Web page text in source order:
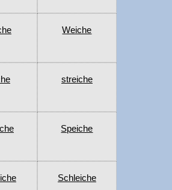
Weiche
streiche
Speiche
Schleiche